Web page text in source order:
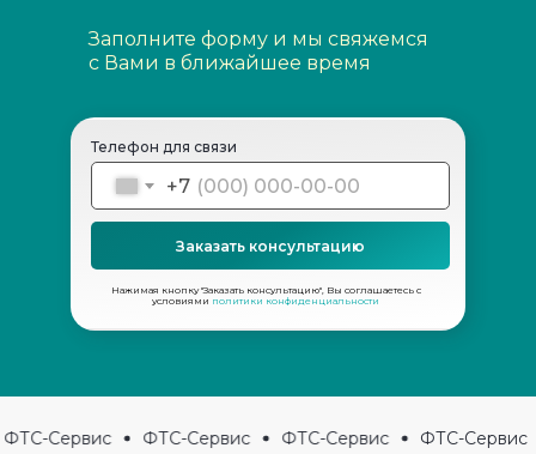
Нажимая кнопку "Заказать консультацию", Вы соглашаетесь с
условиями политики конфиденциальности
Телефон для связи
+7
Заказать консультацию
Заполните форму и мы свяжемся
с Вами в ближайшее время
Сервис ФТС-Сервис ФТС-Сервис ФТС-Сервис